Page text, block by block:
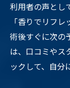
利用者の声とし
「香りでリフ
術後すぐに次の
は、口コミやス
ックして、自分